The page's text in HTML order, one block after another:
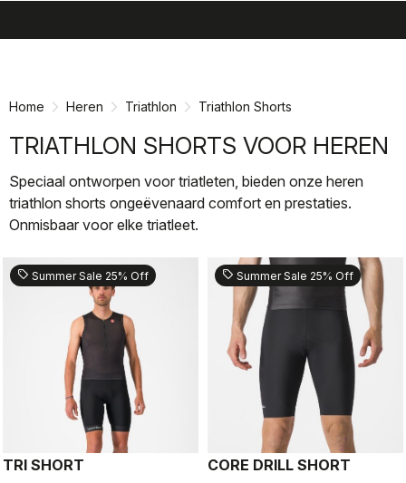
Home Heren Triathlon Triathlon Shorts
TRIATHLON SHORTS VOOR HEREN
Speciaal ontworpen voor triatleten, bieden onze heren
triathlon shorts ongeëvenaard comfort en prestaties.
Onmisbaar voor elke triatleet.
sell Summer Sale 25% Off
TRI SHORT
sell Summer Sale 25% Off
CORE DRILL SHORT